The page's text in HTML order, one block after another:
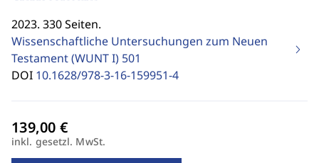
2023. 330 Seiten.
Wissenschaftliche Untersuchungen zum Neuen
Testament (WUNT I) 501
DOI 10.1628/978-3-16-159951-4
inkl. gesetzl. MwSt.